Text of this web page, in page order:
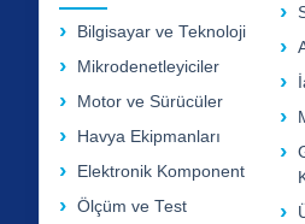
Bilgisayar ve Teknoloji
Mikrodenetleyiciler
Motor ve Sürücüler
Havya Ekipmanları
Elektronik Komponent
Ölçüm ve Test